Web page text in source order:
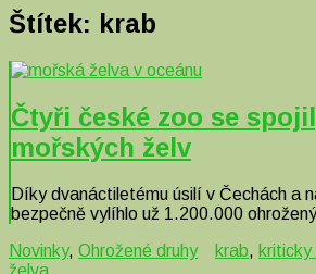
Štítek: krab
Čtyři české zoo se
mořských želv
Díky dvanáctiletému úsilí v Čechách a
bezpečně vylíhlo už 1.200.000
Novinky, Ohrožené druhy krab, kriticky
želva